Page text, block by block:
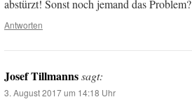
abstürzt! Sonst noch jemand das Problem?
Antworten
Josef Tillmannssagt:
3. August 2017 um 14:18 Uhr